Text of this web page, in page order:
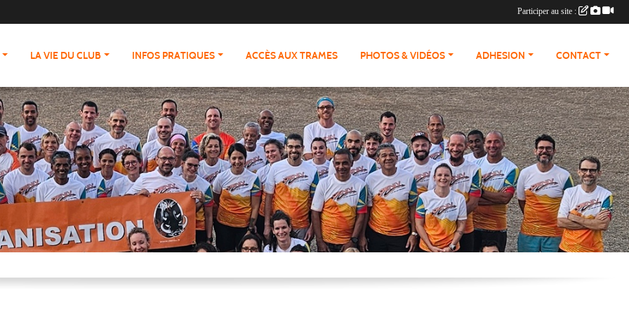
LA VIE DU CLUB INFOS PRATIQUES ACCÈS AUX TRAMES PHOTOS & VIDÉOS ADHESION CONTACT
Participer au site :